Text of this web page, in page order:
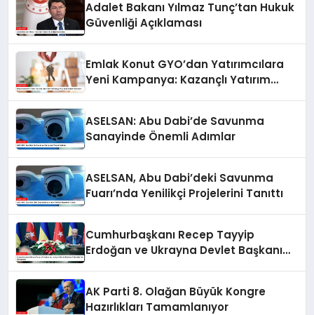
Adalet Bakanı Yılmaz Tunç’tan Hukuk
Güvenliği Açıklaması
Emlak Konut GYO’dan Yatırımcılara
Yeni Kampanya: Kazançlı Yatırım
ASELSAN: Abu Dabi’de Savunma
Sanayinde Önemli Adımlar
ASELSAN, Abu Dabi’deki Savunma
Fuarı’nda Yenilikçi Projelerini Tanıttı
Cumhurbaşkanı Recep Tayyip
Erdoğan ve Ukrayna Devlet Başkanı
AK Parti 8. Olağan Büyük Kongre
Hazırlıkları Tamamlanıyor